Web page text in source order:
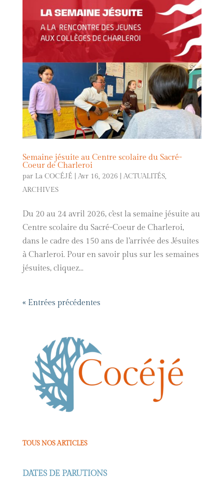
Semaine jésuite au Centre scolaire du Sacré-
Coeur de Charleroi
par La COCÉJÉ Avr 16, 2026 ACTUALITÉS,
ARCHIVES
Du 20 au 24 avril 2026, c’est la semaine jésuite au
Centre scolaire du Sacré-Coeur de Charleroi,
dans le cadre des 150 ans de l’arrivée des Jésuites
à Charleroi. Pour en savoir plus sur les semaines
jésuites, cliquez...
« Entrées précédentes
TOUS NOS ARTICLES
DATES DE PARUTIONS